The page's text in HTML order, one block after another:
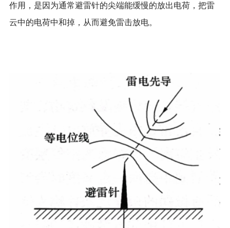
作用，是因为通常避雷针的尖端能缓慢的放出电荷，把雷
云中的电荷中和掉，从而避免雷击放电。